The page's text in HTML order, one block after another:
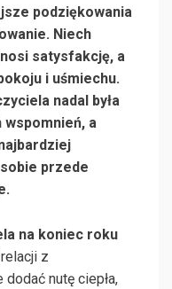
podziękowania
Niech
satysfakcję, a
i uśmiechu.
nadal była
wspomnień, a
przede
na koniec roku
z
nutę ciepła,